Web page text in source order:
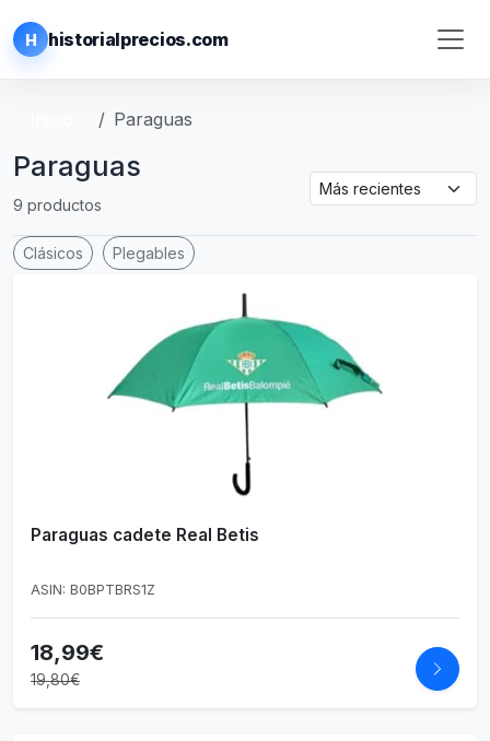
H historialprecios.com
Paraguas
Paraguas
9 productos
Clásicos Plegables
Paraguas cadete Real Betis
ASIN: B0BPTBRS1Z
18,99€
19,80€